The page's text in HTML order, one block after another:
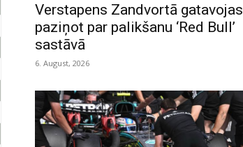
Verstapens Zandvortā gatavojas
paziņot par palikšanu ‘Red Bull’
sastāvā
6. August, 2026